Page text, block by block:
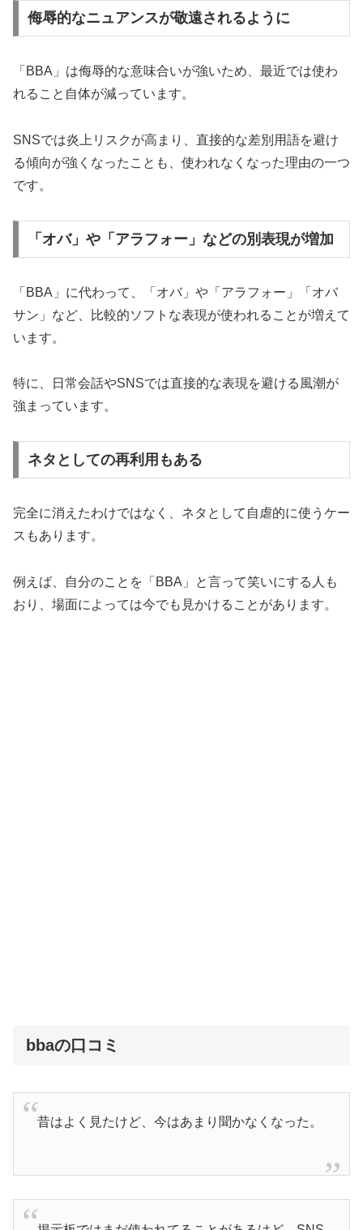
侮辱的なニュアンスが敬遠されるように
「BBA」は侮辱的な意味合いが強いため、最近では使わ
れること自体が減っています。
SNSでは炎上リスクが高まり、直接的な差別用語を避け
る傾向が強くなったことも、使われなくなった理由の一つ
です。
「オバ」や「アラフォー」などの別表現が増加
「BBA」に代わって、「オバ」や「アラフォー」「オバ
サン」など、比較的ソフトな表現が使われることが増えて
います。
特に、日常会話やSNSでは直接的な表現を避ける風潮が
強まっています。
ネタとしての再利用もある
完全に消えたわけではなく、ネタとして自虐的に使うケー
スもあります。
例えば、自分のことを「BBA」と言って笑いにする人も
おり、場面によっては今でも見かけることがあります。
bbaの口コミ
昔はよく見たけど、今はあまり聞かなくなった。